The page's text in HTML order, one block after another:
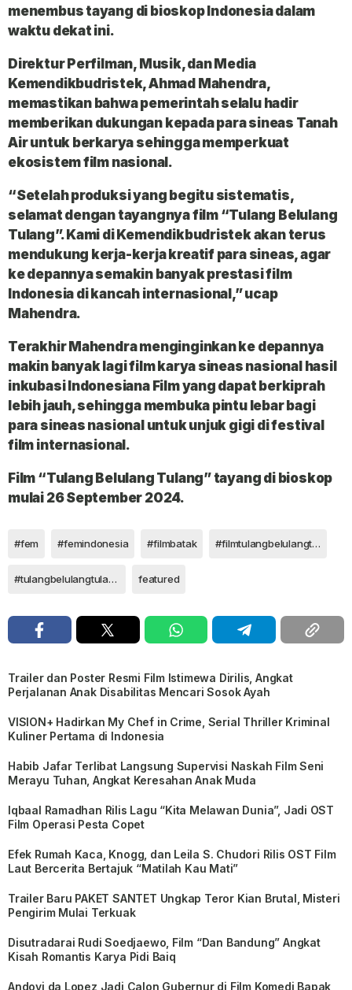
menembus tayang di bioskop Indonesia dalam
waktu dekat ini.
Direktur Perfilman, Musik, dan Media
Kemendikbudristek, Ahmad Mahendra,
memastikan bahwa pemerintah selalu hadir
memberikan dukungan kepada para sineas Tanah
Air untuk berkarya sehingga memperkuat
ekosistem film nasional.
“Setelah produksi yang begitu sistematis,
selamat dengan tayangnya film “Tulang Belulang
Tulang”. Kami di Kemendikbudristek akan terus
mendukung kerja-kerja kreatif para sineas, agar
ke depannya semakin banyak prestasi film
Indonesia di kancah internasional,” ucap
Mahendra.
Terakhir Mahendra menginginkan ke depannya
makin banyak lagi film karya sineas nasional hasil
inkubasi Indonesiana Film yang dapat berkiprah
lebih jauh, sehingga membuka pintu lebar bagi
para sineas nasional untuk unjuk gigi di festival
film internasional.
Film “Tulang Belulang Tulang” tayang di bioskop
mulai 26 September 2024.
#fem #femindonesia #filmbatak #filmtulangbelulangtulang
#tulangbelulangtulang featured
Trailer dan Poster Resmi Film Istimewa Dirilis, Angkat
Perjalanan Anak Disabilitas Mencari Sosok Ayah
VISION+ Hadirkan My Chef in Crime, Serial Thriller Kriminal
Kuliner Pertama di Indonesia
Habib Jafar Terlibat Langsung Supervisi Naskah Film Seni
Merayu Tuhan, Angkat Keresahan Anak Muda
Iqbaal Ramadhan Rilis Lagu “Kita Melawan Dunia”, Jadi OST
Film Operasi Pesta Copet
Efek Rumah Kaca, Knogg, dan Leila S. Chudori Rilis OST Film
Laut Bercerita Bertajuk “Matilah Kau Mati”
Trailer Baru PAKET SANTET Ungkap Teror Kian Brutal, Misteri
Pengirim Mulai Terkuak
Disutradarai Rudi Soedjaewo, Film “Dan Bandung” Angkat
Kisah Romantis Karya Pidi Baiq
Andovi da Lopez Jadi Calon Gubernur di Film Komedi Bapak